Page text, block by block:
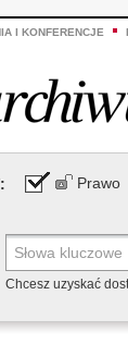
I KONFERENCJE
Prawo
Chcesz uzyskać